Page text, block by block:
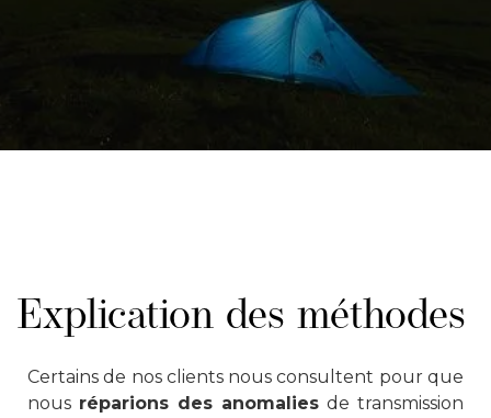
Explication des méthodes
Certains de nos clients nous consultent pour que
nous réparions des anomalies de transmission